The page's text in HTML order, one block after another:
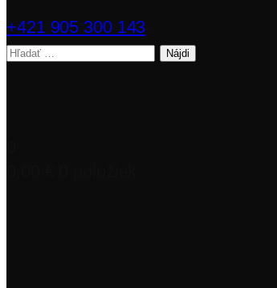
+421 905 300 143
Hľadať: